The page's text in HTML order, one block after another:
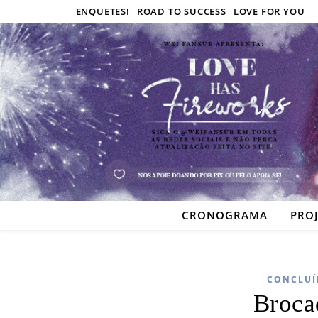
ENQUETES! ROAD TO SUCCESS LOVE FOR YOU
CRONOGRAMA